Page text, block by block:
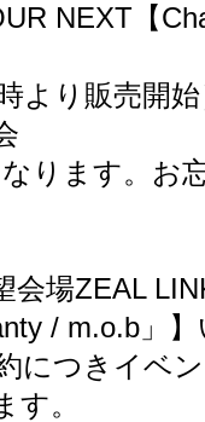
NEXT【
より販売開
ります。お
会場ZEAL
/ m.o.b」
につきイベ
。